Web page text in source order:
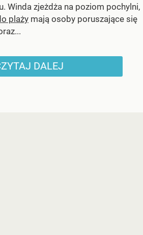
Winda zjeżdża na poziom pochylni,
plaży mają osoby poruszające się
DALEJ